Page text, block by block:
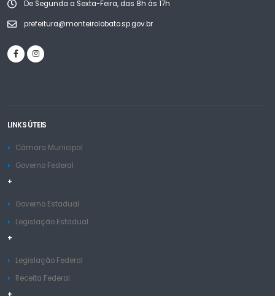
De Segunda a Sexta-Feira, das 8h às 17h
prefeitura@monteirolobato.sp.gov.br
LINKS ÚTEIS
Câmara Municipal
Governo Federal
+
Governo Estadual
Legislação Estadual
+
Legislação Federal
Receita Federal
+